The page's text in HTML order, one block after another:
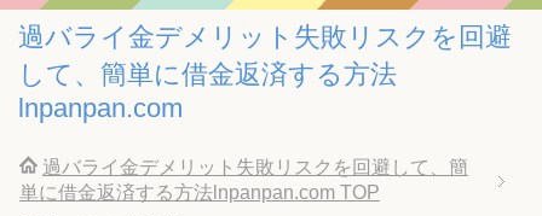
過バライ金デメリット失敗リスクを回避
して、簡単に借金返済する方法
lnpanpan.com
過バライ金デメリット失敗リスクを回避して、簡
単に借金返済する方法lnpanpan.com TOP